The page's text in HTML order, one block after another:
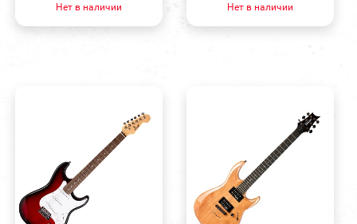
Нет в наличии Нет в наличии